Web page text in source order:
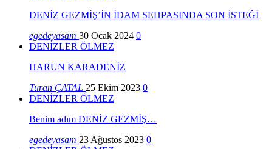
DENİZ GEZMİŞ’İN İDAM SEHPASINDA SON İSTEĞİ
egedeyasam 30 Ocak 2024 0
DENİZLER ÖLMEZ
HARUN KARADENİZ
Turan ÇATAL 25 Ekim 2023 0
DENİZLER ÖLMEZ
Benim adım DENİZ GEZMİŞ…
egedeyasam 23 Ağustos 2023 0